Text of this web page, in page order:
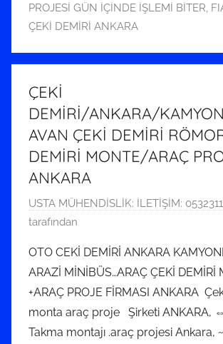
i
n
e
ö
n
d
e
r
l
m
i
ş
PROJESİ GÜN İÇİNDE İŞLEMİ BİTER,
ÇEKİ DEMİRİ ANKARA
ÇEKİ
DEMİRİ/ANKARA/
AVAN ÇEKİ DEMİRİ
DEMİRİ MONTE/ARAÇ
ANKARA
2
1
e
m
m
u
z
USTA MÜHENDİSLİK: İLETİŞİM:
tarafından
OTO CEKİ DEMİRİ ANKARA
ARAZİ MİNİBÜS…ARAÇ ÇEKİ DEMİRİ
+ARAÇ PROJE FİRMASI ANKARA
monta araç proje Şirketi ANKARA,
Takma montajı .araç projesi Ankara,